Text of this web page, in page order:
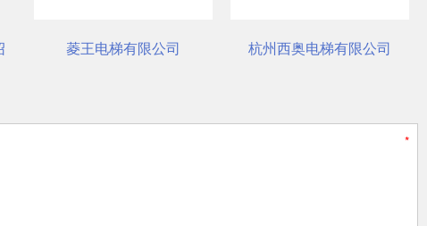
杭州西奥电梯有限公司 奥的斯电梯（中国）有限